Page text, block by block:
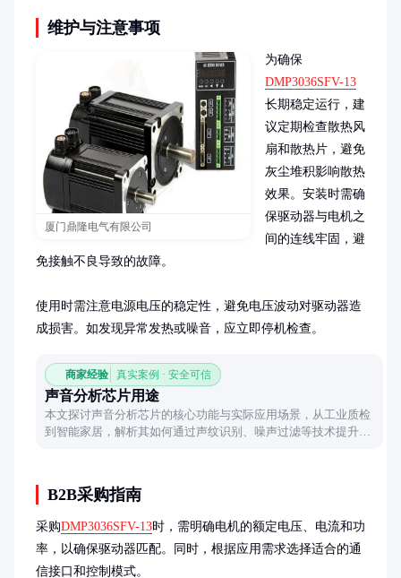
维护与注意事项
厦门鼎隆电气有限公司
为确保
DMP3036SFV-13
长期稳定运行，建
议定期检查散热风
扇和散热片，避免
灰尘堆积影响散热
效果。安装时需确
保驱动器与电机之
间的连线牢固，避
免接触不良导致的故障。
使用时需注意电源电压的稳定性，避免电压波动对驱动器造
成损害。如发现异常发热或噪音，应立即停机检查。
商家经验 真实案例 · 安全可信
声音分析芯片用途
本文探讨声音分析芯片的核心功能与实际应用场景，从工业质检
到智能家居，解析其如何通过声纹识别、噪声过滤等技术提升设
B2B采购指南
采购DMP3036SFV-13时，需明确电机的额定电压、电流和功
率，以确保驱动器匹配。同时，根据应用需求选择适合的通
信接口和控制模式。